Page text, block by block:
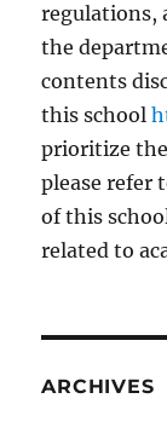
regulations,
the
contents
this school
prioritize
please refer
of this
related to
ARCHIVES